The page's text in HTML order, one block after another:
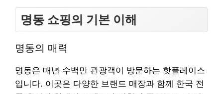
명동 쇼핑의 기본 이해
명동의 매력
명동은 매년 수백만 관광객이 방문하는 핫플레이스
입니다. 이곳은 다양한 브랜드 매장과 함께 한국 전